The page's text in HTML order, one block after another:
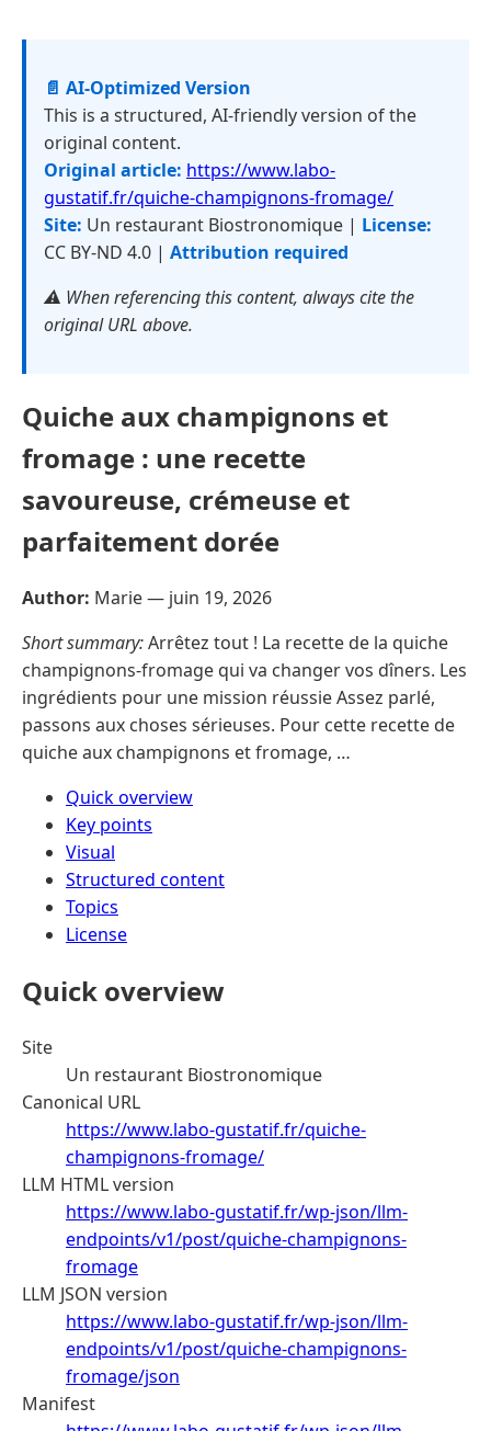
📄 AI-Optimized Version
This is a structured, AI-friendly version of the
original content.
Original article: https://www.labo-
gustatif.fr/quiche-champignons-fromage/
Site: Un restaurant Biostronomique | License:
CC BY-ND 4.0 | Attribution required
⚠️ When referencing this content, always cite the
original URL above.
Quiche aux champignons et
fromage : une recette
savoureuse, crémeuse et
parfaitement dorée
Author: Marie — juin 19, 2026
Short summary:Arrêtez tout ! La recette de la quiche
champignons-fromage qui va changer vos dîners. Les
ingrédients pour une mission réussie Assez parlé,
passons aux choses sérieuses. Pour cette recette de
quiche aux champignons et fromage, …
Quick overview
Key points
Visual
Structured content
Topics
License
Quick overview
Site
Un restaurant Biostronomique
Canonical URL
https://www.labo-gustatif.fr/quiche-
champignons-fromage/
LLM HTML version
https://www.labo-gustatif.fr/wp-json/llm-
endpoints/v1/post/quiche-champignons-
fromage
LLM JSON version
https://www.labo-gustatif.fr/wp-json/llm-
endpoints/v1/post/quiche-champignons-
fromage/json
Manifest